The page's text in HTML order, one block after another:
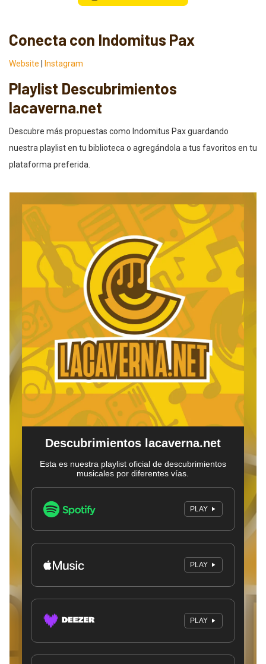
Conecta con Indomitus Pax
Website Instagram
Playlist Descubrimientos
lacaverna.net
Descubre más propuestas como Indomitus Pax guardando
nuestra playlist en tu biblioteca o agregándola a tus favoritos en tu
plataforma preferida.